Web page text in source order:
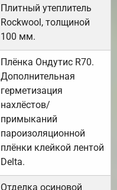
Плитный утеплитель
Rockwool, толщиной
100 мм.
Плёнка Ондутис R70.
Дополнительная
герметизация
нахлёстов/
примыканий
пароизоляционной
плёнки клейкой лентой
Delta.
Отделка осиновой